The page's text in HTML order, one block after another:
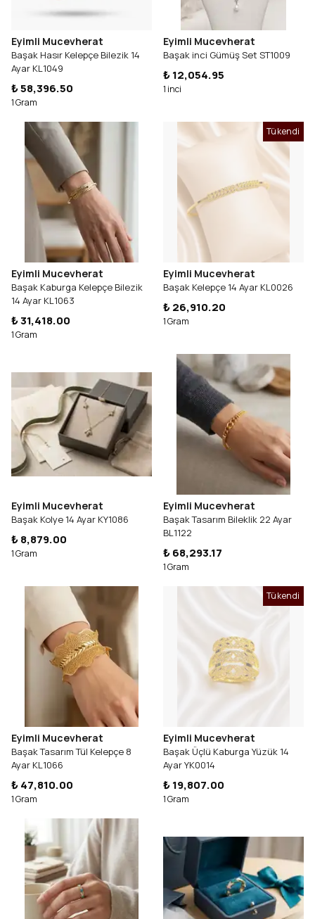
Eyimli Mucevherat
Başak Hasır Kelepçe Bilezik 14
Ayar KL1049
₺ 58,396.50
1 Gram
Eyimli Mucevherat
Başak inci Gümüş Set ST1009
₺ 12,054.95
1 inci
Eyimli Mucevherat
Başak Kaburga Kelepçe Bilezik
14 Ayar KL1063
₺ 31,418.00
1 Gram
Tükendi
Eyimli Mucevherat
Başak Kelepçe 14 Ayar KL0026
₺ 26,910.20
1 Gram
Eyimli Mucevherat
Başak Kolye 14 Ayar KY1086
₺ 8,879.00
1 Gram
Eyimli Mucevherat
Başak Tasarım Bileklik 22 Ayar
BL1122
₺ 68,293.17
1 Gram
Eyimli Mucevherat
Başak Tasarım Tül Kelepçe 8
Ayar KL1066
₺ 47,810.00
1 Gram
Tükendi
Eyimli Mucevherat
Başak Üçlü Kaburga Yüzük 14
Ayar YK0014
₺ 19,807.00
1 Gram